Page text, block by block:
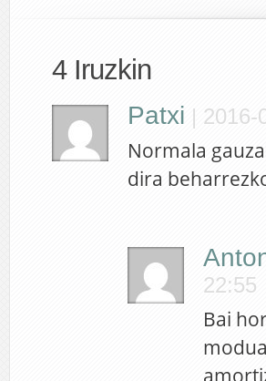
4 Iruzkin
Patxi | 2016-
Normala
dira
22:55
Bai